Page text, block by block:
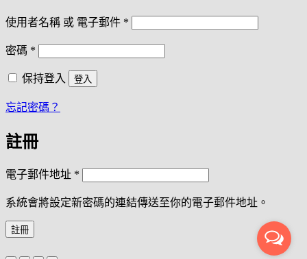
使用者名稱 或 電子郵件 *
密碼 *
保持登入
登入
忘記密碼？
註冊
電子郵件地址 *
系統會將設定新密碼的連結傳送至你的電子郵件地址。
註冊